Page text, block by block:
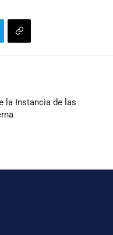
la Instancia de las